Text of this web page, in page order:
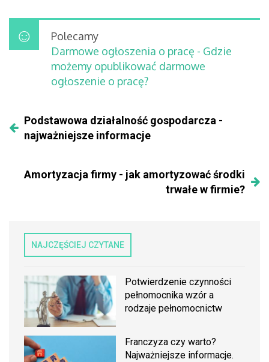
Polecamy
Darmowe ogłoszenia o pracę - Gdzie
możemy opublikować darmowe
ogłoszenie o pracę?
Podstawowa działalność gospodarcza -
najważniejsze informacje
Amortyzacja firmy - jak amortyzować środki
trwałe w firmie?
NAJCZĘŚCIEJ CZYTANE
Potwierdzenie czynności
pełnomocnika wzór a
rodzaje pełnomocnictw
Franczyza czy warto?
Najważniejsze informacje.